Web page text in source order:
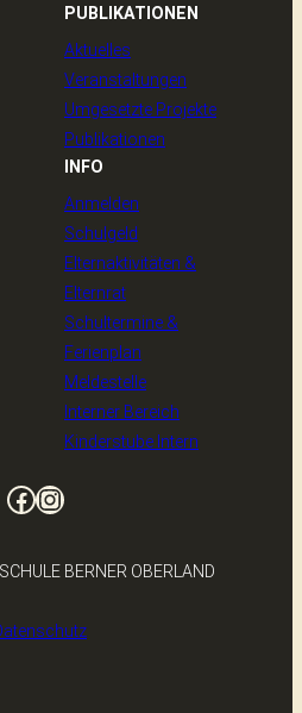
PUBLIKATIONEN
Aktuelles
Veranstaltungen
Umgesetzte Projekte
Publikationen
INFO
Anmelden
Schulgeld
Elternaktivitäten &
Elternrat
Schultermine &
Ferienplan
Meldestelle
Interner Bereich
Kinderstube Intern
Facebook
Instagram
BERNER OBERLAND